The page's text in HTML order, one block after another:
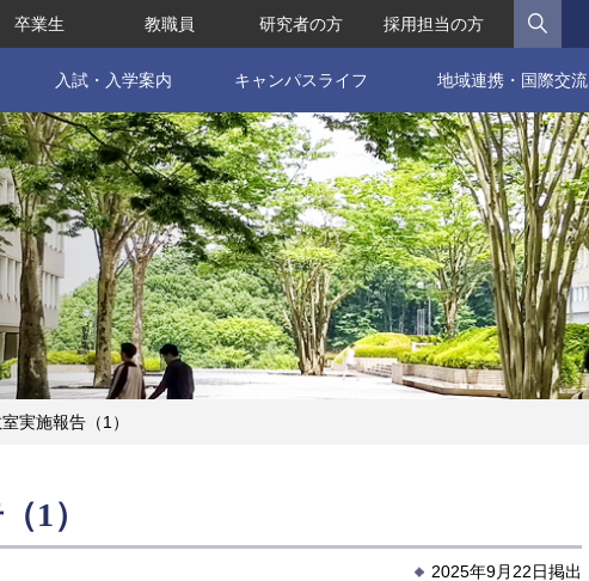
卒業生 教職員 研究者の方 採用担当の方
入試・入学案内 キャンパスライフ 地域連携・国際交流
実施報告（1）
1）
2025年9月22日掲出